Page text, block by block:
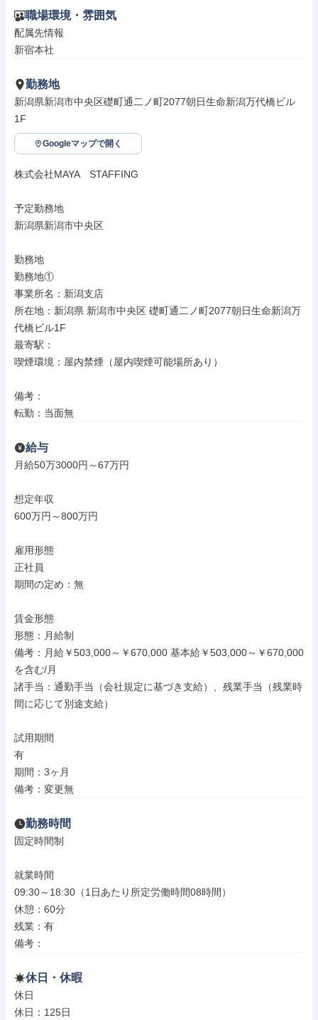
職場環境・雰囲気
配属先情報
新宿本社
勤務地
新潟県新潟市中央区礎町通二ノ町2077朝日生命新潟万代橋ビル
1F
Googleマップで開く
株式会社MAYA　STAFFING
予定勤務地
新潟県新潟市中央区
勤務地
勤務地①
事業所名：新潟支店
所在地：新潟県 新潟市中央区 礎町通二ノ町2077朝日生命新潟万
代橋ビル1F
最寄駅：
喫煙環境：屋内禁煙（屋内喫煙可能場所あり）
備考：
転勤：当面無
給与
月給50万3000円～67万円
想定年収
600万円～800万円
雇用形態
正社員
期間の定め：無
賃金形態
形態：月給制
備考：月給￥503,000～￥670,000 基本給￥503,000～￥670,000
を含む/月
諸手当：通勤手当（会社規定に基づき支給）、残業手当（残業時
間に応じて別途支給）
試用期間
有
期間：3ヶ月
備考：変更無
勤務時間
固定時間制
就業時間
09:30～18:30（1日あたり所定労働時間08時間）
休憩：60分
残業：有
備考：
休日・休暇
休日
休日：125日